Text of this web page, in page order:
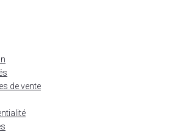
de vente